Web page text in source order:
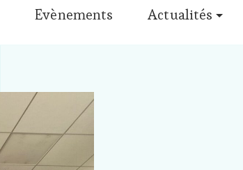
Evènements Actualités